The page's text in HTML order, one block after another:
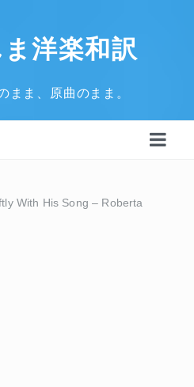
洋楽和訳
まま、原曲のまま。
With His Song – Roberta